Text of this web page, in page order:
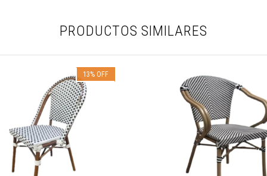
PRODUCTOS SIMILARES
13% OFF